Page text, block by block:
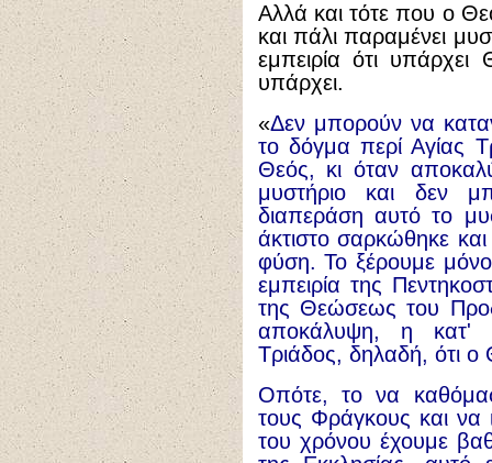
Αλλά και τότε που ο
και πάλι παραμένει
εμπειρία ότι
υπάρχει.
«Δεν μπορούν να
το δόγμα περί Αγίας
Θεός, κι όταν
μυστήριο και δεν
διαπεράση αυτό το
άκτιστο σαρκώθηκε
φύση. Το ξέρουμε
εμπειρία της
της Θεώσεως του
αποκάλυψη, η κατ'
Τριάδος, δηλαδή, ότι ο
Οπότε, το να
τους Φράγκους και να
του χρόνου έχουμε